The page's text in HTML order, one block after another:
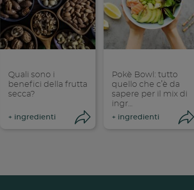
Condividi
Copia
Quali sono i
benefici della frutta
secca?
+ ingredienti Condividi
Pokè Bowl: tutto
quello che c’è da
sapere per il mix di
ingr...
+ ingredienti